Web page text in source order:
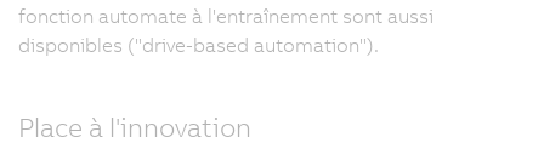
fonction automate à l'entraînement sont aussi
disponibles ("drive-based automation").
Place à l'innovation